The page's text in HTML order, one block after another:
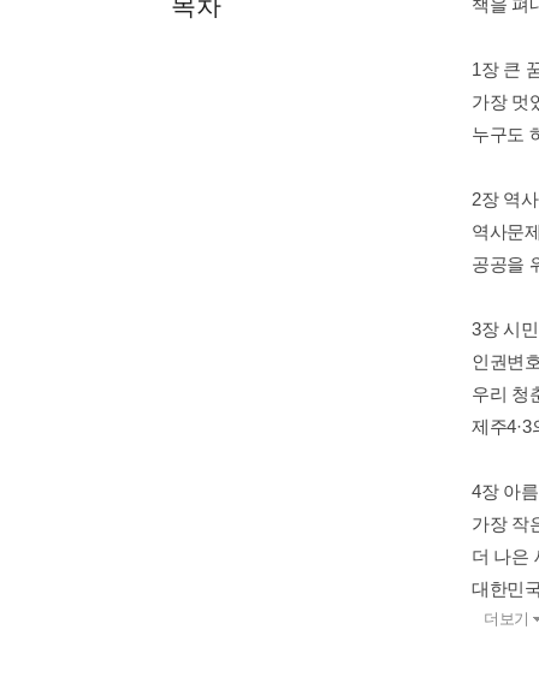
1장 큰
가장 멋
누구도
2장 역
역사문
공공을
3장 시
인권변
우리 청
제주4·3
4장 아
가장 작
더 나은
대한민
더보기